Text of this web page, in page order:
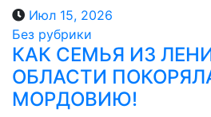
Июл 15, 2026
Без рубрики
КАК СЕМЬЯ ИЗ
ОБЛАСТИ
МОРДОВИЮ!️